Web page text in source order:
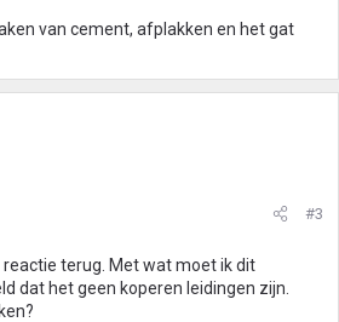
van cement, afplakken en het gat
#3
reactie terug. Met wat moet ik dit
dat het geen koperen leidingen zijn.